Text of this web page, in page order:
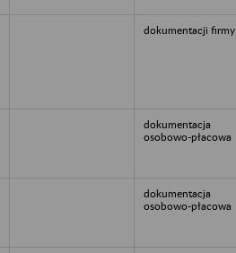
dokumentacji firmy
dokumentacja
osobowo-płacowa
dokumentacja
osobowo-płacowa